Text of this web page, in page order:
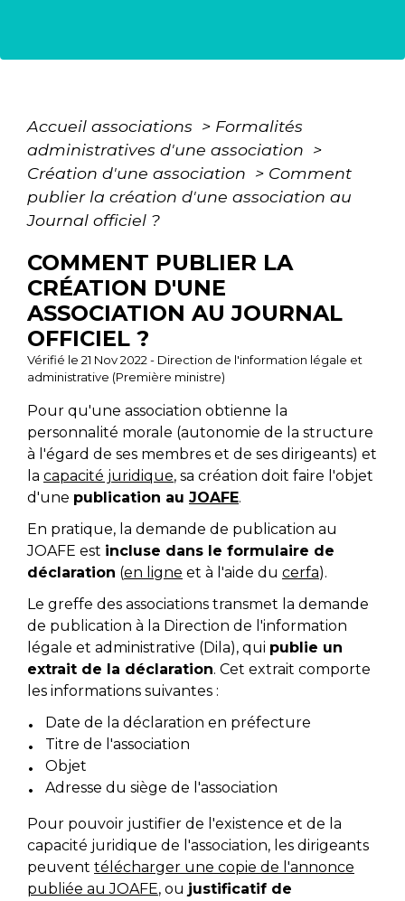
Accueil associations > Formalités
administratives d'une association >
Création d'une association > Comment
publier la création d'une association au
Journal officiel ?
COMMENT PUBLIER LA
CRÉATION D'UNE
ASSOCIATION AU JOURNAL
OFFICIEL ?
Vérifié le 21 Nov 2022 - Direction de l'information légale et
administrative (Première ministre)
Pour qu'une association obtienne la
personnalité morale (autonomie de la structure
à l'égard de ses membres et de ses dirigeants) et
la capacité juridique, sa création doit faire l'objet
d'une publication au JOAFE.
En pratique, la demande de publication au
JOAFE est incluse dans le formulaire de
déclaration (en ligne et à l'aide du cerfa).
Le greffe des associations transmet la demande
de publication à la Direction de l'information
légale et administrative (Dila), qui publie un
extrait de la déclaration. Cet extrait comporte
les informations suivantes :
Date de la déclaration en préfecture
Titre de l'association
Objet
Adresse du siège de l'association
Pour pouvoir justifier de l'existence et de la
capacité juridique de l'association, les dirigeants
peuvent télécharger une copie de l'annonce
publiée au JOAFE, ou justificatif de